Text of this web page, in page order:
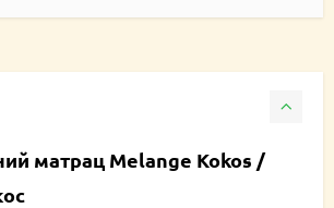
матрац Melange Kokos /